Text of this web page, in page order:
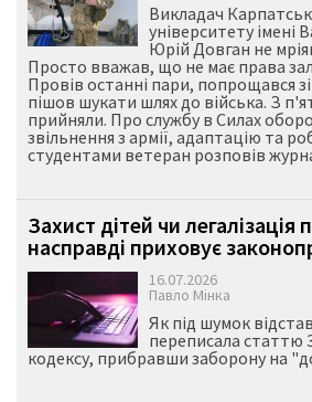
Викладач
університету імені
Юрій Довган не
Просто вважав, що не має права
Провів останні пари, попрощався
пішов шукати шлях до війська. З
прийняли. Про службу в Силах
звільнення з армії, адаптацію та
студентами ветеран розповів
Захист дітей чи
насправді приховує
16.07.2026
Павло Мінка
Як під шумок
переписала статтю
кодексу, прибравши заборону на